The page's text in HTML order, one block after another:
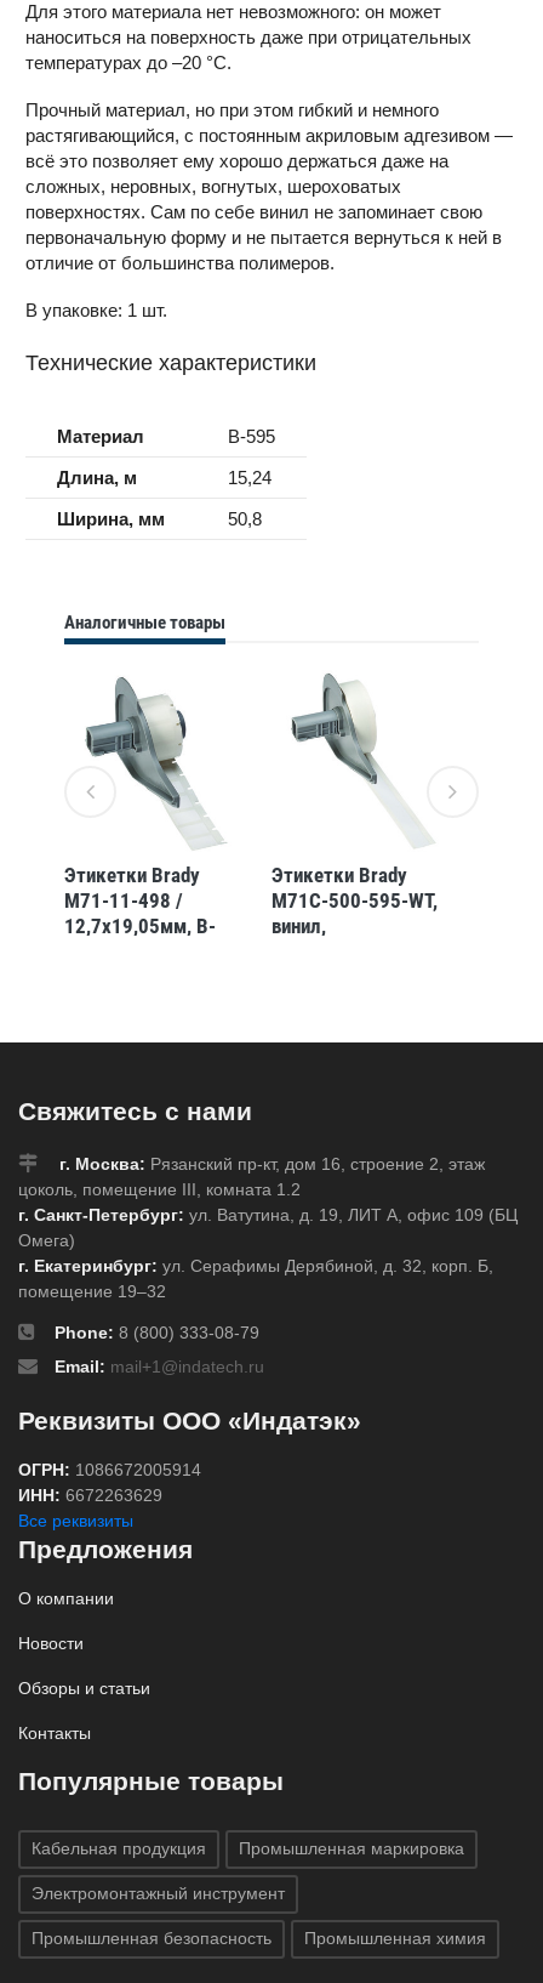
Для этого материала нет невозможного: он может
наноситься на поверхность даже при отрицательных
температурах до –20 °С.
Прочный материал, но при этом гибкий и немного
растягивающийся, с постоянным акриловым адгезивом —
всё это позволяет ему хорошо держаться даже на
сложных, неровных, вогнутых, шероховатых
поверхностях. Сам по себе винил не запоминает свою
первоначальную форму и не пытается вернуться к ней в
отличие от большинства полимеров.
В упаковке: 1 шт.
Технические характеристики
Материал
B-595
Длина, м
15,24
Ширина, мм
50,8
Аналогичные товары
Этикетки Brady
M71-11-498 /
12,7x19,05мм, B-
Этикетки Brady
M71C-500-595-WT,
винил,
Свяжитесь с нами
г. Москва: Рязанский пр-кт, дом 16, строение 2, этаж
цоколь, помещение III, комната 1.2
г. Санкт-Петербург: ул. Ватутина, д. 19, ЛИТ А, офис 109 (БЦ
Омега)
г. Екатеринбург: ул. Серафимы Дерябиной, д. 32, корп. Б,
помещение 19–32
Phone: 8 (800) 333-08-79
Email: mail+1@indatech.ru
Реквизиты ООО «Индатэк»
ОГРН: 1086672005914
ИНН: 6672263629
Все реквизиты
Предложения
О компании
Новости
Обзоры и статьи
Контакты
Популярные товары
Кабельная продукция Промышленная маркировка
Электромонтажный инструмент
Промышленная безопасность Промышленная химия